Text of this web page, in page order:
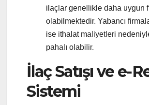
ilaçlar genellikle daha uygun
olabilmektedir. Yabancı
ise ithalat maliyetleri
pahalı olabilir.
İlaç Satışı ve e-
Sistemi